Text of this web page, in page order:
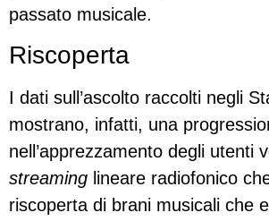
passato musicale.
Riscoperta
I dati sull’ascolto raccolti negli
mostrano, infatti, una
nell’apprezzamento degli utenti
streaming lineare radiofonico
riscoperta di brani musicali che